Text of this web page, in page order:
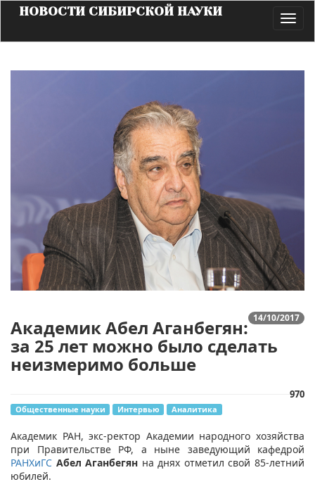
НОВОСТИ СИБИРСКОЙ НАУКИ
14/10/2017
Академик Абел Аганбегян:
за 25 лет можно было сделать
неизмеримо больше
970
Общественные науки Интервью Аналитика
​Академик РАН, экс-ректор Академии народного хозяйства
при Правительстве РФ, а ныне заведующий кафедрой
РАНХиГС Абел Аганбегян на днях отметил свой 85-летний
юбилей.